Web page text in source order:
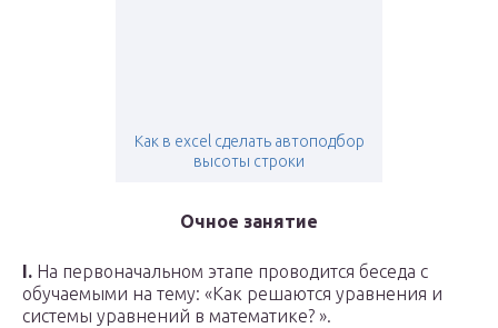
Как в excel сделать автоподбор
высоты строки
Очное занятие
I. На первоначальном этапе проводится беседа с
обучаемыми на тему: «Как решаются уравнения и
системы уравнений в математике? ».